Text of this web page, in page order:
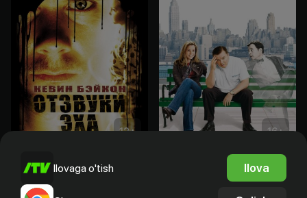
12+
Отзвуки эха
Bepul
16+
Город призраков
Ilovaga o'tish Ilova